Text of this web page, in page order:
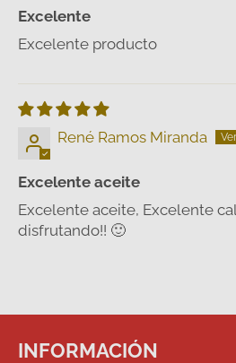
Excelente
Excelente producto
René Ramos Miranda
Excelente aceite
Excelente aceite, Excelente
disfrutando!! 🙂
INFORMACIÓN